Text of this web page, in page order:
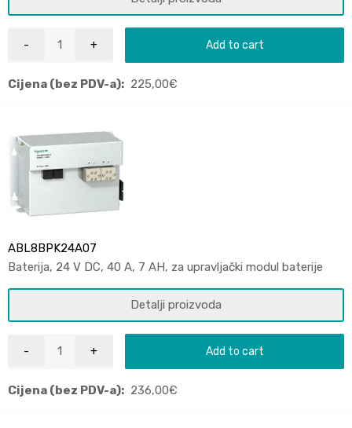
Add to cart
Cijena (bez PDV-a): 225,00€
ABL8BPK24A07
Baterija, 24 V DC, 40 A, 7 AH, za upravljački modul baterije
Detalji proizvoda
Add to cart
Cijena (bez PDV-a): 236,00€